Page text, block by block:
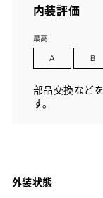
内装評価
部品交換など
す。
外装状態